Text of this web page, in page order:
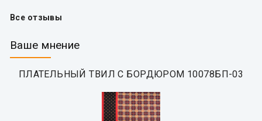
Все отзывы
Ваше мнение
ПЛАТЕЛЬНЫЙ ТВИЛ С БОРДЮРОМ 10078БП-03